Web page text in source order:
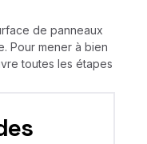
de panneaux
Pour mener à bien
toutes les étapes